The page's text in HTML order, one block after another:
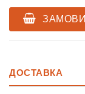
ДОСТАВКА